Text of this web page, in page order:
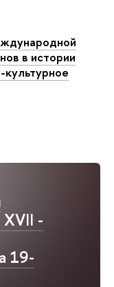
XVII -
19-
в истории
культурное